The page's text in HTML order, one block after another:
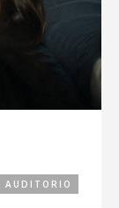
AUDITORIO